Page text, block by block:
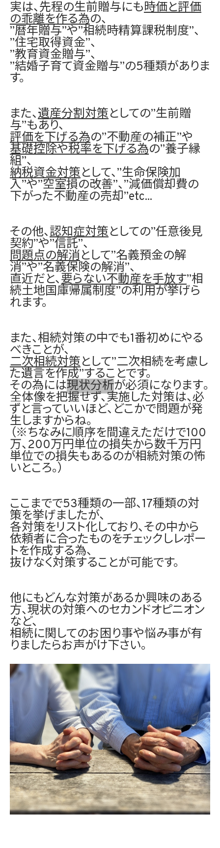
実は、先程の生前贈与にも時価と評価
の乖離を作る為の、
”暦年贈与”や”相続時精算課税制度”、
”住宅取得資金”、
”教育資金贈与”、
”結婚子育て資金贈与”の5種類がありま
す。
また、遺産分割対策としての”生前贈
与”もあり、
評価を下げる為の”不動産の補正”や
基礎控除や税率を下げる為の”養子縁
組”、
納税資金対策として、”生命保険加
入”や”空室損の改善”、”減価償却費の
下がった不動産の売却”etc...
その他、認知症対策としての”任意後見
契約”や”信託”、
問題点の解消として”名義預金の解
消”や”名義保険の解消”、
直近だと、要らない不動産を手放す”相
続土地国庫帰属制度”の利用が挙げら
れます。
また、相続対策の中でも1番初めにやる
べきことが、
二次相続対策として”二次相続を考慮し
た遺言を作成”することです。
その為には現状分析が必須になります。
全体像を把握せず、実施した対策は、必
ずと言っていいほど、どこかで問題が発
生しますからね。
（※ちなみに順序を間違えただけで100
万、200万円単位の損失から数千万円
単位での損失もあるのが相続対策の怖
いところ。）
ここまでで53種類の一部、17種類の対
策を挙げましたが、
各対策をリスト化しており、その中から
依頼者に合ったものをチェックしレポー
トを作成する為、
抜けなく対策することが可能です。
他にもどんな対策があるか興味のある
方、現状の対策へのセカンドオピニオン
など、
相続に関してのお困り事や悩み事が有
りましたらお声がけ下さい。